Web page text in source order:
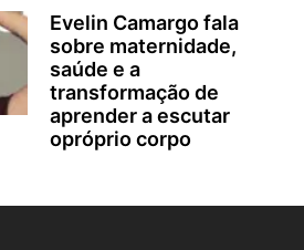
Evelin Camargo fala
sobre maternidade,
saúde e a
transformação de
aprender a escutar
opróprio corpo